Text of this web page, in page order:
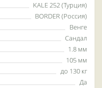
KALE 252 (Турция)
BORDER (Россия)
Венге
Сандал
1.8 мм
105 мм
до 130 кг
Да